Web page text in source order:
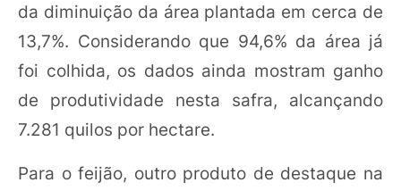
da diminuição da área plantada em cerca de
13,7%. Considerando que 94,6% da área já
foi colhida, os dados ainda mostram ganho
de produtividade nesta safra, alcançando
7.281 quilos por hectare.
Para o feijão, outro produto de destaque na